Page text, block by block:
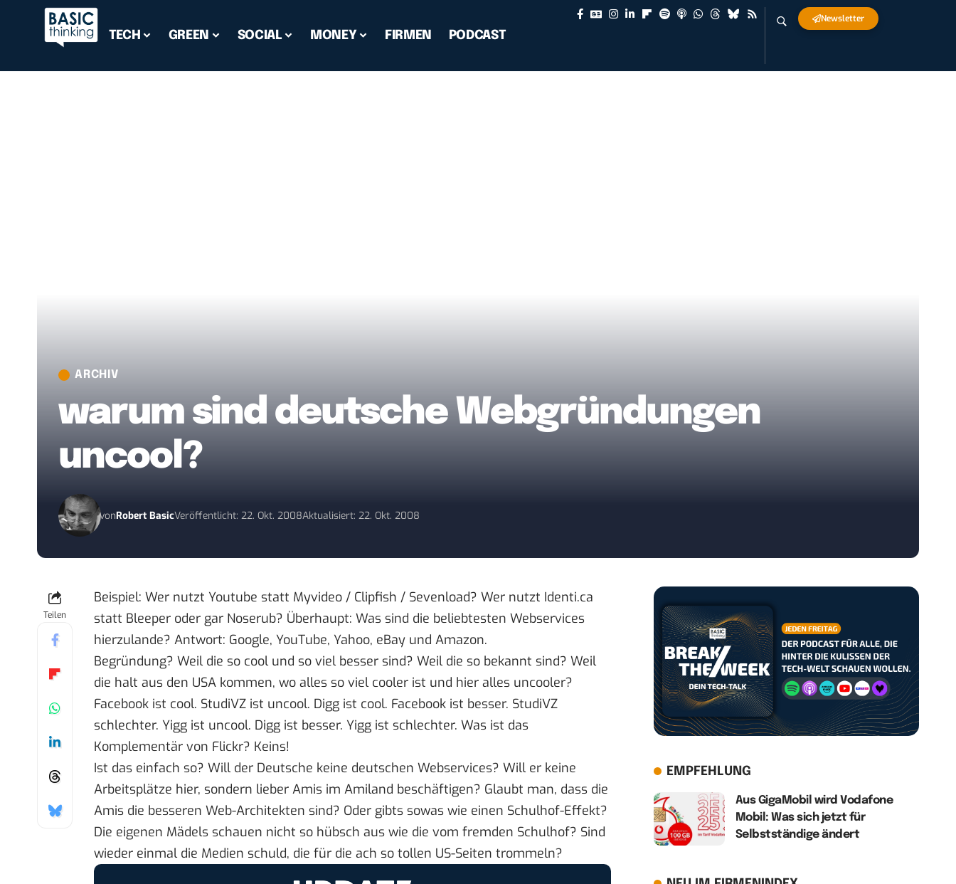
TECH GREEN SOCIAL MONEY FIRMEN PODCAST
Newsletter
ARCHIV
warum sind deutsche Webgründungen
uncool?
vonRobert BasicVeröffentlicht: 22. Okt. 2008Aktualisiert: 22. Okt. 2008
Teilen
Beispiel: Wer nutzt Youtube statt Myvideo / Clipfish / Sevenload? Wer nutzt Identi.ca
statt Bleeper oder gar Noserub? Überhaupt: Was sind die beliebtesten Webservices
hierzulande? Antwort: Google, YouTube, Yahoo, eBay und Amazon.
Begründung? Weil die so cool und so viel besser sind? Weil die so bekannt sind? Weil
die halt aus den USA kommen, wo alles so viel cooler ist und hier alles uncooler?
Facebook ist cool. StudiVZ ist uncool. Digg ist cool. Facebook ist besser. StudiVZ
schlechter. Yigg ist uncool. Digg ist besser. Yigg ist schlechter. Was ist das
Komplementär von Flickr? Keins!
Ist das einfach so? Will der Deutsche keine deutschen Webservices? Will er keine
Arbeitsplätze hier, sondern lieber Amis im Amiland beschäftigen? Glaubt man, dass die
Amis die besseren Web-Architekten sind? Oder gibts sowas wie einen Schulhof-Effekt?
Die eigenen Mädels schauen nicht so hübsch aus wie die vom fremden Schulhof? Sind
wieder einmal die Medien schuld, die für die ach so tollen US-Seiten trommeln?
EMPFEHLUNG
Aus GigaMobil wird Vodafone
Mobil: Was sich jetzt für
Selbstständige ändert